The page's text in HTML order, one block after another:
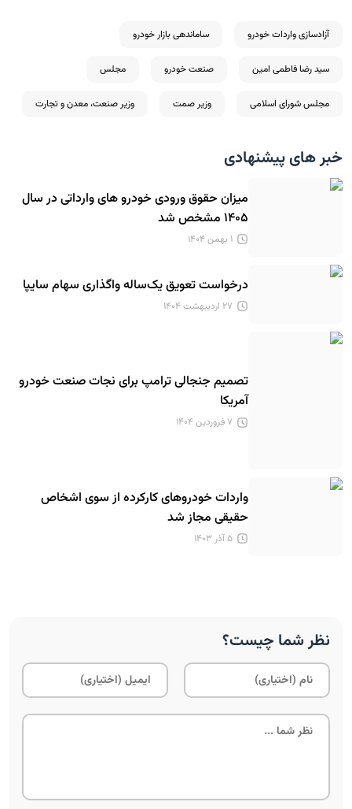
آزادسازی واردات خودرو ساماندهی بازار خودرو
سید رضا فاطمی امین صنعت خودرو مجلس
مجلس شورای اسلامی وزیر صمت وزیر صنعت، معدن و تجارت
خبر های پیشنهادی
میزان حقوق ورودی خودرو های وارداتی در سال
۱۴۰۵ مشخص شد
۱ بهمن ۱۴۰۴
درخواست تعویق یک‌ساله واگذاری سهام سایپا
۲۷ اردیبهشت ۱۴۰۴
تصمیم جنجالی ترامپ برای نجات صنعت خودرو
آمریکا
۷ فروردین ۱۴۰۴
واردات خودروهای کارکرده از سوی اشخاص
حقیقی مجاز شد
۵ آذر ۱۴۰۳
نظر شما چیست؟